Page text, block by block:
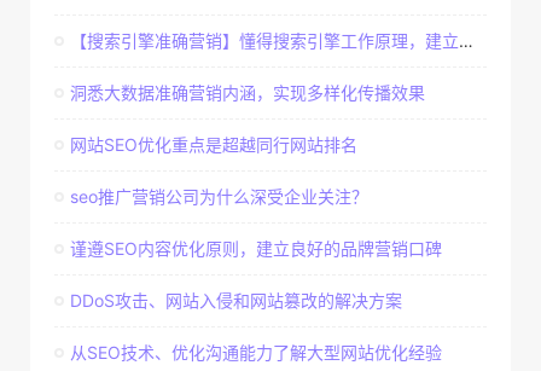
【搜索引擎准确营销】懂得搜索引擎工作原理，建立准确客户群体
洞悉大数据准确营销内涵，实现多样化传播效果
网站SEO优化重点是超越同行网站排名
seo推广营销公司为什么深受企业关注？
谨遵SEO内容优化原则，建立良好的品牌营销口碑
DDoS攻击、网站入侵和网站篡改的解决方案
从SEO技术、优化沟通能力了解大型网站优化经验